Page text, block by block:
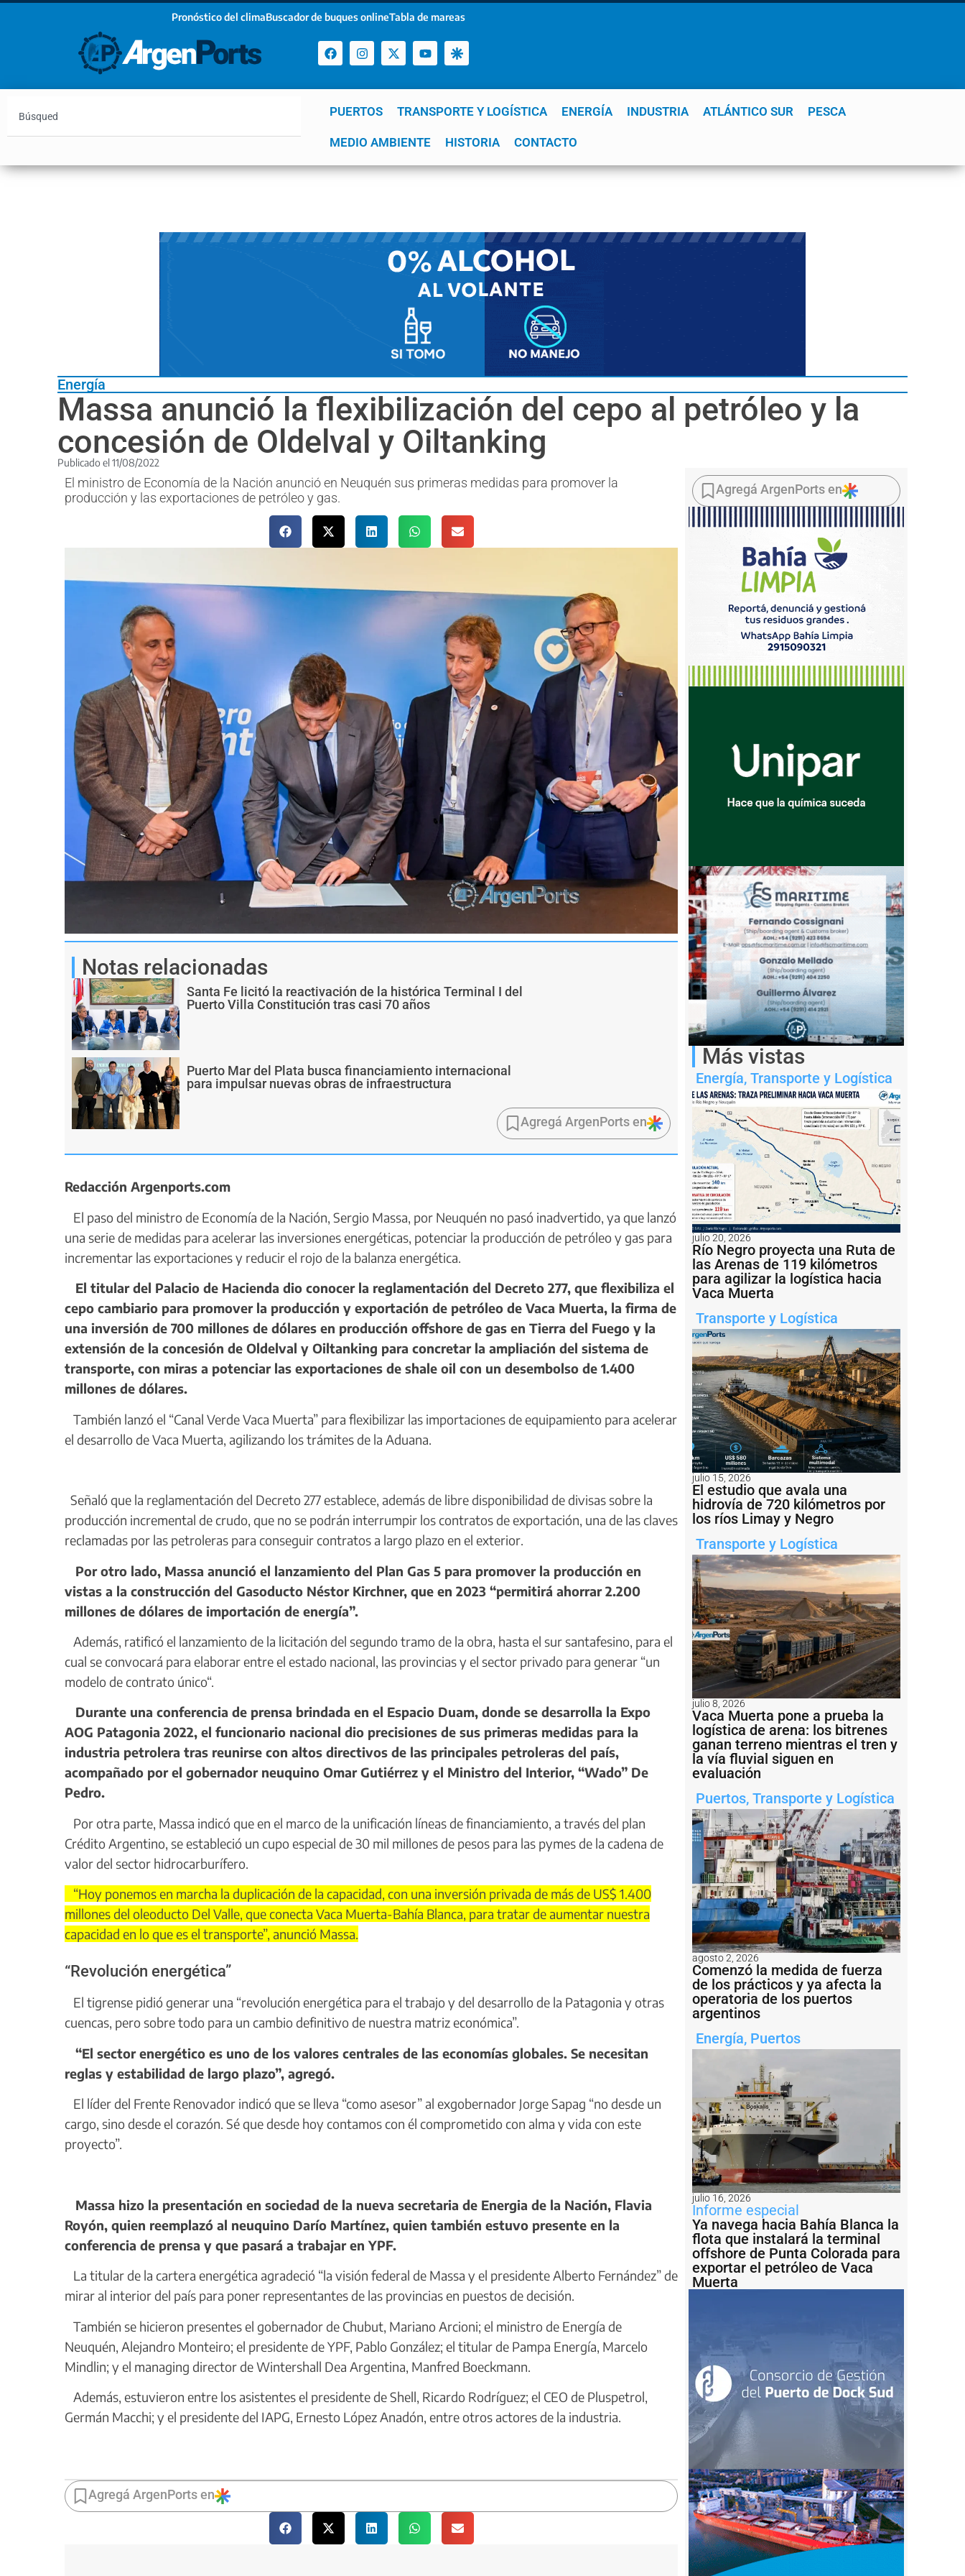
Pronóstico del climaBuscador de buques onlineTabla de mareas
PUERTOS TRANSPORTE Y LOGÍSTICA ENERGÍA INDUSTRIA ATLÁNTICO SUR PESCA
MEDIO AMBIENTE HISTORIA CONTACTO
YPF GNL Mar del Plata Patagonia Quequén
Energía
Massa anunció la flexibilización del cepo al petróleo y la
concesión de Oldelval y Oiltanking
Publicado el 11/08/2022
El ministro de Economía de la Nación anunció en Neuquén sus primeras medidas para promover la
producción y las exportaciones de petróleo y gas.
Notas relacionadas
Santa Fe licitó la reactivación de la histórica Terminal I del
Puerto Villa Constitución tras casi 70 años
Puerto Mar del Plata busca financiamiento internacional
para impulsar nuevas obras de infraestructura
Agregá ArgenPorts en
Redacción Argenports.com
El paso del ministro de Economía de la Nación, Sergio Massa, por Neuquén no pasó inadvertido, ya que lanzó
una serie de medidas para acelerar las inversiones energéticas, potenciar la producción de petróleo y gas para
incrementar las exportaciones y reducir el rojo de la balanza energética.
El titular del Palacio de Hacienda dio conocer la reglamentación del Decreto 277, que flexibiliza el
cepo cambiario para promover la producción y exportación de petróleo de Vaca Muerta, la firma de
una inversión de 700 millones de dólares en producción offshore de gas en Tierra del Fuego y la
extensión de la concesión de Oldelval y Oiltanking para concretar la ampliación del sistema de
transporte, con miras a potenciar las exportaciones de shale oil con un desembolso de 1.400
millones de dólares.
También lanzó el “Canal Verde Vaca Muerta” para flexibilizar las importaciones de equipamiento para acelerar
el desarrollo de Vaca Muerta, agilizando los trámites de la Aduana.
Señaló que la reglamentación del Decreto 277 establece, además de libre disponibilidad de divisas sobre la
producción incremental de crudo, que no se podrán interrumpir los contratos de exportación, una de las claves
reclamadas por las petroleras para conseguir contratos a largo plazo en el exterior.
Por otro lado, Massa anunció el lanzamiento del Plan Gas 5 para promover la producción en
vistas a la construcción del Gasoducto Néstor Kirchner, que en 2023 “permitirá ahorrar 2.200
millones de dólares de importación de energía”.
Además, ratificó el lanzamiento de la licitación del segundo tramo de la obra, hasta el sur santafesino, para el
cual se convocará para elaborar entre el estado nacional, las provincias y el sector privado para generar “un
modelo de contrato único“.
Durante una conferencia de prensa brindada en el Espacio Duam, donde se desarrolla la Expo
AOG Patagonia 2022, el funcionario nacional dio precisiones de sus primeras medidas para la
industria petrolera tras reunirse con altos directivos de las principales petroleras del país,
acompañado por el gobernador neuquino Omar Gutiérrez y el Ministro del Interior, “Wado” De
Pedro.
Por otra parte, Massa indicó que en el marco de la unificación líneas de financiamiento, a través del plan
Crédito Argentino, se estableció un cupo especial de 30 mil millones de pesos para las pymes de la cadena de
valor del sector hidrocarburífero.
“Hoy ponemos en marcha la duplicación de la capacidad, con una inversión privada de más de US$ 1.400
millones del oleoducto Del Valle, que conecta Vaca Muerta-Bahía Blanca, para tratar de aumentar nuestra
capacidad en lo que es el transporte”, anunció Massa.
“Revolución energética”
El tigrense pidió generar una “revolución energética para el trabajo y del desarrollo de la Patagonia y otras
cuencas, pero sobre todo para un cambio definitivo de nuestra matriz económica”.
“El sector energético es uno de los valores centrales de las economías globales. Se necesitan
reglas y estabilidad de largo plazo”, agregó.
El líder del Frente Renovador indicó que se lleva “como asesor” al exgobernador Jorge Sapag “no desde un
cargo, sino desde el corazón. Sé que desde hoy contamos con él comprometido con alma y vida con este
proyecto”.
Massa hizo la presentación en sociedad de la nueva secretaria de Energia de la Nación, Flavia
Royón, quien reemplazó al neuquino Darío Martínez, quien también estuvo presente en la
conferencia de prensa y que pasará a trabajar en YPF.
La titular de la cartera energética agradeció “la visión federal de Massa y el presidente Alberto Fernández” de
mirar al interior del país para poner representantes de las provincias en puestos de decisión.
También se hicieron presentes el gobernador de Chubut, Mariano Arcioni; el ministro de Energía de
Neuquén, Alejandro Monteiro; el presidente de YPF, Pablo González; el titular de Pampa Energía, Marcelo
Mindlin; y el managing director de Wintershall Dea Argentina, Manfred Boeckmann.
Además, estuvieron entre los asistentes el presidente de Shell, Ricardo Rodríguez; el CEO de Pluspetrol,
Germán Macchi; y el presidente del IAPG, Ernesto López Anadón, entre otros actores de la industria.
Agregá ArgenPorts en
Agregá ArgenPorts en
Más vistas
Energía, Transporte y Logística
julio 20, 2026
Río Negro proyecta una Ruta de
las Arenas de 119 kilómetros
para agilizar la logística hacia
Vaca Muerta
Transporte y Logística
julio 15, 2026
El estudio que avala una
hidrovía de 720 kilómetros por
los ríos Limay y Negro
Transporte y Logística
julio 8, 2026
Vaca Muerta pone a prueba la
logística de arena: los bitrenes
ganan terreno mientras el tren y
la vía fluvial siguen en
evaluación
Puertos, Transporte y Logística
agosto 2, 2026
Comenzó la medida de fuerza
de los prácticos y ya afecta la
operatoria de los puertos
argentinos
Energía, Puertos
julio 16, 2026
Informe especial
Ya navega hacia Bahía Blanca la
flota que instalará la terminal
offshore de Punta Colorada para
exportar el petróleo de Vaca
Muerta
¡Sumate a nuestro Newsletter!
Email
Estoy de acuerdo con las condiciones y políticas de